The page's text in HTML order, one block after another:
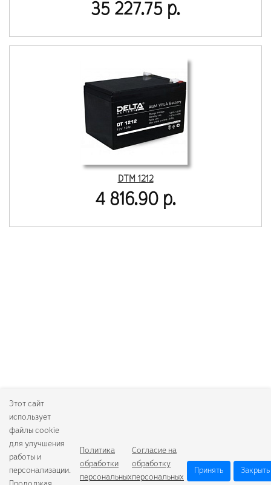
35 227.75 р.
DTM 1212
4 816.90 р.
Этот сайт
использует
файлы cookie
для улучшения
работы и
персонализации.
Политика
обработки
персональных
Согласие на
обработку
персональных
Принять Закрыть